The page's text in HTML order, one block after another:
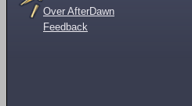
Over AfterDawn
Feedback